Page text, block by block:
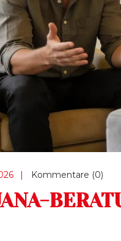
Kommentare (0)